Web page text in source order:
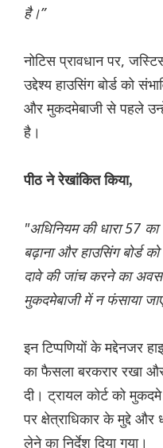
है।”
नोटिस प्रावधान पर,
उद्देश्य हाउसिंग बोर्ड को
और मुकदमेबाजी से पहले
है।
पीठ ने रेखांकित किया,
"अधिनियम की धारा 57
बढ़ाना और हाउसिंग बोर्ड
दावे की जांच करने का
मुकदमेबाजी में न फंसाया
इन टिप्पणियों के मद्देनजर
का फैसला बरकरार रखा
दी। ट्रायल कोर्ट को
पर क्षेत्राधिकार के मुद्दे और
लेने का निर्देश दिया गया।